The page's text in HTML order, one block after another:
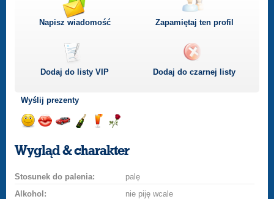
Napisz wiadomość Zapamiętaj ten profil
Dodaj do listyVIP Dodaj do czarnej listy
Wyślij prezenty
uśmiech
buziakasamochodem
szampana
drinka
różę
Wygląd & charakter
Stosunek do palenia:
palę
Alkohol:
nie piję wcale